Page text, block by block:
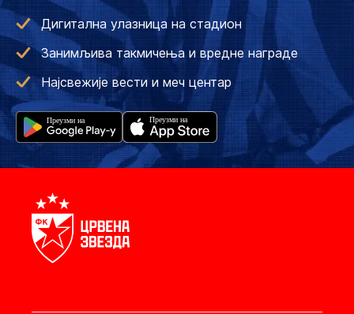
Дигитална улазница на стадион
Занимљива такмичења и вредне награде
Најсвежије вести и меч центар